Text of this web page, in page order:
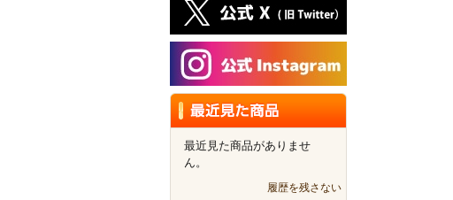
最近見た商品がありませ
ん。
履歴を残さない